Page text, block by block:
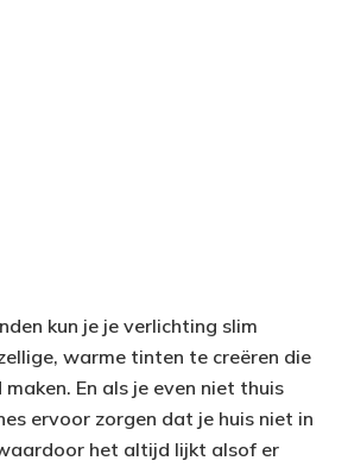
kun je je verlichting slim
warme tinten te creëren die
En als je even niet thuis
ervoor zorgen dat je huis niet in
het altijd lijkt alsof er